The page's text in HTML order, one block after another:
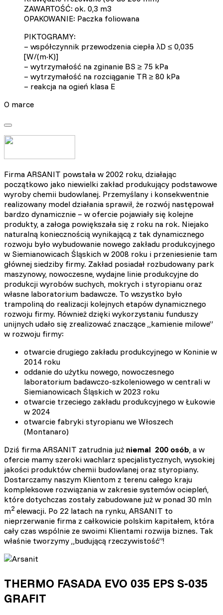
ZAWARTOŚĆ: ok. 0,3 m3
OPAKOWANIE: Paczka foliowana
PIKTOGRAMY:
– współczynnik przewodzenia ciepła λD ≤ 0,035
[W/(m·K)]
– wytrzymałość na zginanie BS ≥ 75 kPa
– wytrzymałość na rozciąganie TR ≥ 80 kPa
– reakcja na ogień klasa E
O marce
Firma ARSANIT powstała w 2002 roku, działając
początkowo jako niewielki zakład produkujący podstawowe
wyroby chemii budowlanej. Przemyślany i konsekwentnie
realizowany model działania sprawił, że rozwój następował
bardzo dynamicznie – w ofercie pojawiały się kolejne
produkty, a załoga powiększała się z roku na rok. Niejako
naturalną koniecznością wynikającą z tak dynamicznego
rozwoju było wybudowanie nowego zakładu produkcyjnego
w Siemianowicach Śląskich w 2008 roku i przeniesienie tam
głównej siedziby firmy. Zakład posiadał rozbudowany park
maszynowy, nowoczesne, wydajne linie produkcyjne do
produkcji wyrobów suchych, mokrych i styropianu oraz
własne laboratorium badawcze. To wszystko było
trampoliną do realizacji kolejnych etapów dynamicznego
rozwoju firmy. Również dzięki wykorzystaniu funduszy
unijnych udało się zrealizować znaczące „kamienie milowe”
w rozwoju firmy:
otwarcie drugiego zakładu produkcyjnego w Koninie w
2014 roku
oddanie do użytku nowego, nowoczesnego
laboratorium badawczo-szkoleniowego w centrali w
Siemianowicach Śląskich w 2023 roku
otwarcie trzeciego zakładu produkcyjnego w Łukowie
w 2024
otwarcie fabryki styropianu we Włoszech
(Montanaro)
Dziś firma ARSANIT zatrudnia już niemal 200 osób, a w
ofercie mamy szeroki wachlarz specjalistycznych, wysokiej
jakości produktów chemii budowlanej oraz styropiany.
Dostarczamy naszym Klientom z terenu całego kraju
kompleksowe rozwiązania w zakresie systemów ociepleń,
które dotychczas zostały zabudowane już w ponad 30 mln
m2 elewacji. Po 22 latach na rynku, ARSANIT to
nieprzerwanie firma z całkowicie polskim kapitałem, która
cały czas wspólnie ze swoimi Klientami rozwija biznes. Tak
właśnie tworzymy „budującą rzeczywistość”!
THERMO FASADA EVO 035 EPS S-035
GRAFIT